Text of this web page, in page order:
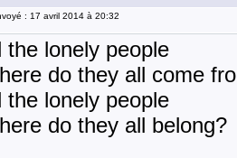
: 17 avril 2014 à 20:32
the lonely people
do they all come
the lonely people
do they all belong?